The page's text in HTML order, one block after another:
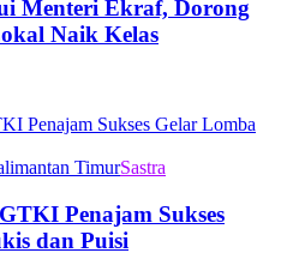
Menteri Ekraf, Dorong
Naik Kelas
TimurSastra
Penajam Sukses
dan Puisi